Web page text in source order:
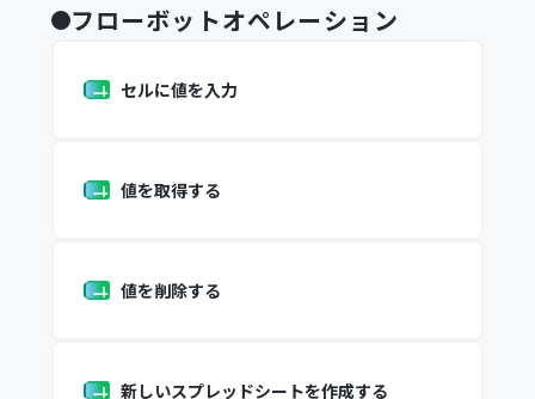
フローボットオペレーション
セルに値を入力
値を取得する
値を削除する
新しいスプレッドシートを作成する